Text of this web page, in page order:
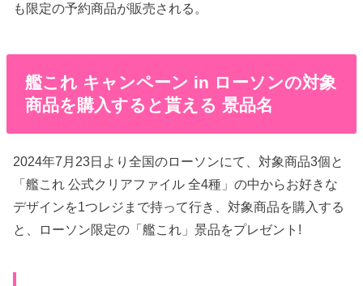
も限定の予約商品が販売される。
艦これ キャンペーン in ローソンの対象
商品を購入すると貰える 景品名
2024年7月23日より全国のローソンにて、対象商品3個と
「艦これ 公式クリアファイル 全4種」の中からお好きな
デザインを1つレジまで持って行き、対象商品を購入する
と、ローソン限定の「艦これ」景品をプレゼント!